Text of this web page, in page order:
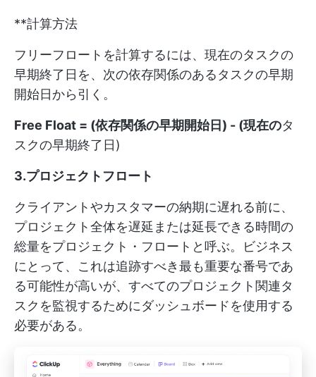
**計算方法
フリーフロートを計算するには、現在のタスクの
早期終了日を、次の依存関係のあるタスクの早期
開始日から引く。
Free Float = (依存関係の早期開始日) - (現在のタ
スクの早期終了日)
3.プロジェクトフロート
クライアントやカスタマーの納期に遅れる前に、
プロジェクト全体を遅延または延長できる時間の
総量をプロジェクト・フロートと呼ぶ。ビジネス
にとって、これは追跡すべき最も重要な番号であ
る可能性が高いが、すべてのプロジェクト関連タ
スクを監視するためにダッシュボードを使用する
必要がある。